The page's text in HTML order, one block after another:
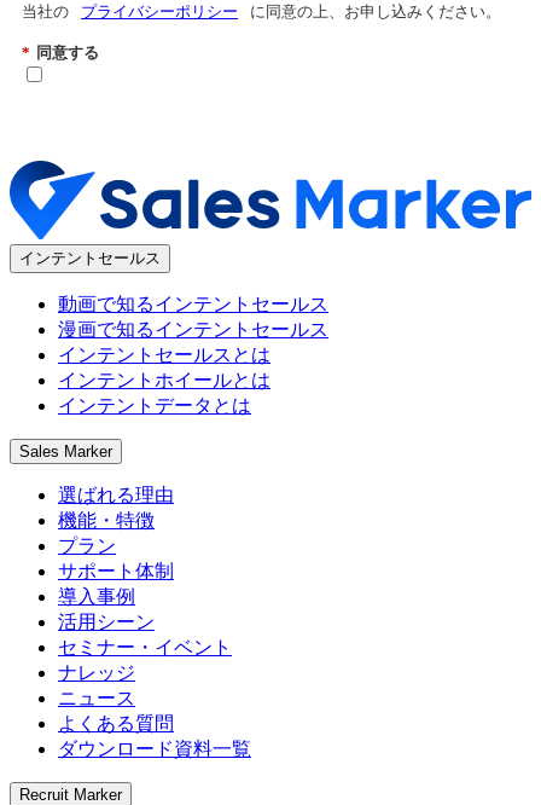
当社の プライバシーポリシー に同意の上、お申し込みください。
* 同意する
インテントセールス
動画で知るインテントセールス
漫画で知るインテントセールス
インテントセールスとは
インテントホイールとは
インテントデータとは
Sales Marker
選ばれる理由
機能・特徴
プラン
サポート体制
導入事例
活用シーン
セミナー・イベント
ナレッジ
ニュース
よくある質問
ダウンロード資料一覧
Recruit Marker